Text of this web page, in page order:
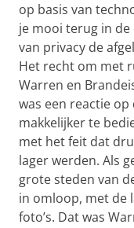
op basis van
je mooi terug in
van privacy de
Het recht om met
Warren en
was een reactie
makkelijker te
met het feit dat
lager werden. Als
grote steden van
in omloop, met de
foto’s. Dat was